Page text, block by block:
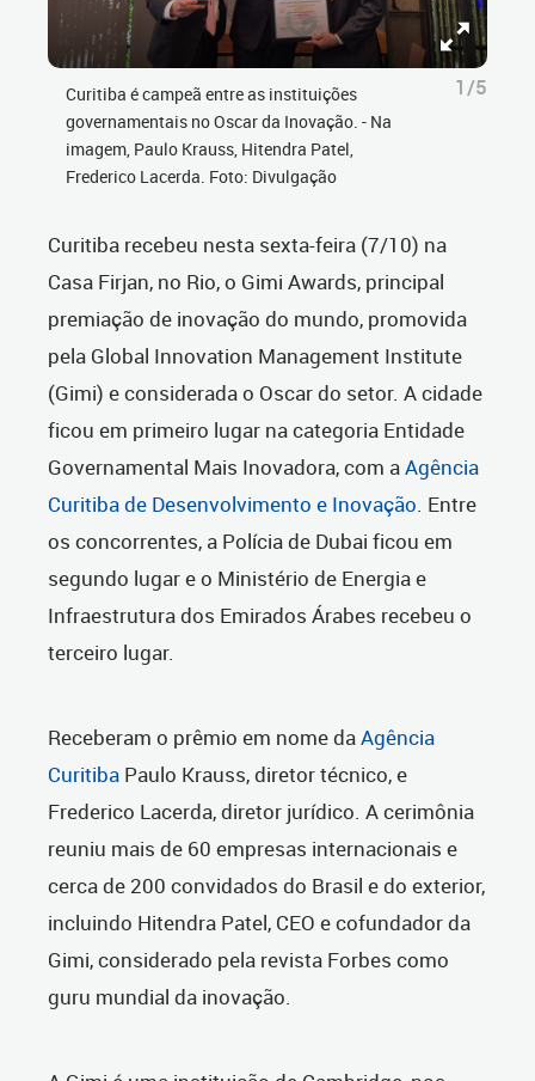
Curitiba é campeã entre as instituições
governamentais no Oscar da Inovação. - Na
imagem, Paulo Krauss, Hitendra Patel,
Frederico Lacerda. Foto: Divulgação
1/5
Curitiba recebeu nesta sexta-feira (7/10) na
Casa Firjan, no Rio, o Gimi Awards, principal
premiação de inovação do mundo, promovida
pela Global Innovation Management Institute
(Gimi) e considerada o Oscar do setor. A cidade
ficou em primeiro lugar na categoria Entidade
Governamental Mais Inovadora, com aAgência
Curitiba de Desenvolvimento e Inovação. Entre
os concorrentes, a Polícia de Dubai ficou em
segundo lugar e o Ministério de Energia e
Infraestrutura dos Emirados Árabes recebeu o
terceiro lugar.
Receberam o prêmio em nome daAgência
Curitiba Paulo Krauss, diretor técnico, e
Frederico Lacerda, diretor jurídico. A cerimônia
reuniu mais de 60 empresas internacionais e
cerca de 200 convidados do Brasil e do exterior,
incluindo Hitendra Patel, CEO e cofundador da
Gimi, considerado pela revista Forbes como
guru mundial da inovação.